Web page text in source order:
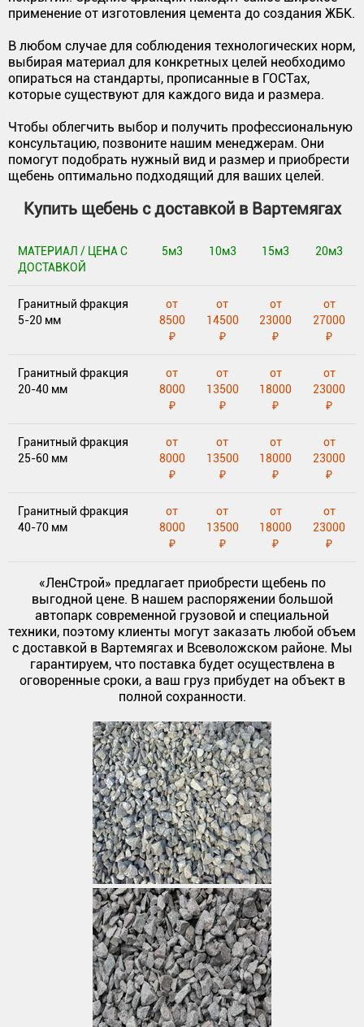
применение от изготовления цемента до создания ЖБК.
В любом случае для соблюдения технологических норм,
выбирая материал для конкретных целей необходимо
опираться на стандарты, прописанные в ГОСТах,
которые существуют для каждого вида и размера.
Чтобы облегчить выбор и получить профессиональную
консультацию, позвоните нашим менеджерам. Они
помогут подобрать нужный вид и размер и приобрести
щебень оптимально подходящий для ваших целей.
Купить щебень с доставкой в Вартемягах
МАТЕРИАЛ / ЦЕНА С
ДОСТАВКОЙ
5м3 10м3 15м3 20м3
Гранитный фракция
5-20 мм
от
8500
₽
от
14500
₽
от
23000
₽
от
27000
₽
Гранитный фракция
20-40 мм
от
8000
₽
от
13500
₽
от
18000
₽
от
23000
₽
Гранитный фракция
25-60 мм
от
8000
₽
от
13500
₽
от
18000
₽
от
23000
₽
Гранитный фракция
40-70 мм
от
8000
₽
от
13500
₽
от
18000
₽
от
23000
₽
«ЛенСтрой» предлагает приобрести щебень по
выгодной цене. В нашем распоряжении большой
автопарк современной грузовой и специальной
техники, поэтому клиенты могут заказать любой объем
с доставкой в Вартемягах и Всеволожском районе. Мы
гарантируем, что поставка будет осуществлена в
оговоренные сроки, а ваш груз прибудет на объект в
полной сохранности.